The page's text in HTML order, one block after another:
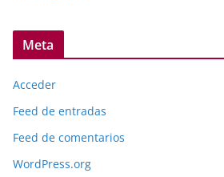
Meta
Acceder
Feed de entradas
Feed de comentarios
WordPress.org